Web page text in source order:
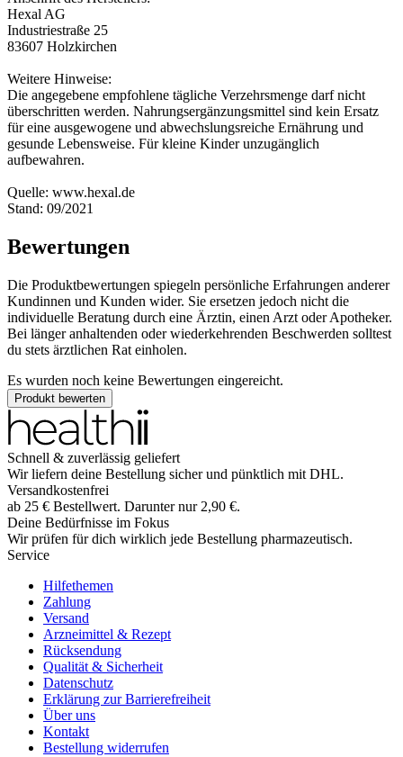
Hexal AG
Industriestraße 25
83607 Holzkirchen
Weitere Hinweise:
Die angegebene empfohlene tägliche Verzehrsmenge darf nicht
überschritten werden. Nahrungsergänzungsmittel sind kein Ersatz
für eine ausgewogene und abwechslungsreiche Ernährung und
gesunde Lebensweise. Für kleine Kinder unzugänglich
aufbewahren.
Quelle: www.hexal.de
Stand: 09/2021
Bewertungen
Die Produktbewertungen spiegeln persönliche Erfahrungen anderer
Kundinnen und Kunden wider. Sie ersetzen jedoch nicht die
individuelle Beratung durch eine Ärztin, einen Arzt oder Apotheker.
Bei länger anhaltenden oder wiederkehrenden Beschwerden solltest
du stets ärztlichen Rat einholen.
Es wurden noch keine Bewertungen eingereicht.
Produkt bewerten
Schnell & zuverlässig geliefert
Wir liefern deine Bestellung sicher und pünktlich mit DHL.
Versandkostenfrei
ab 25 € Bestellwert. Darunter nur 2,90 €.
Deine Bedürfnisse im Fokus
Wir prüfen für dich wirklich jede Bestellung pharmazeutisch.
Service
Hilfethemen
Zahlung
Versand
Arzneimittel & Rezept
Rücksendung
Qualität & Sicherheit
Datenschutz
Erklärung zur Barrierefreiheit
Über uns
Kontakt
Bestellung widerrufen